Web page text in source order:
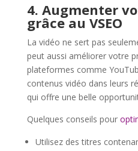
4. Augmenter
grâce au VSEO
La vidéo ne sert pas
peut aussi améliorer votre
plateformes comme
contenus vidéo dans leurs
qui offre une belle
Quelques conseils pour
Utilisez des titres